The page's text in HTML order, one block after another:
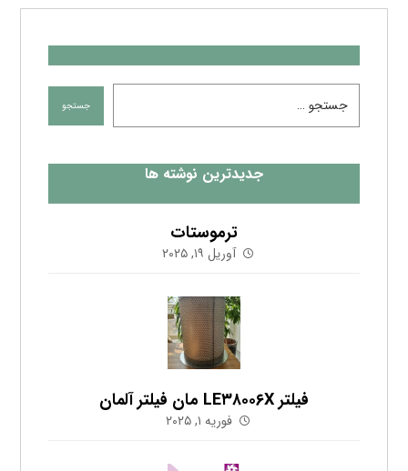
جدیدترین نوشته ها
ترموستات
آوریل ۱۹, ۲۰۲۵
فیلتر LE۳۸۰۰۶X مان فیلتر آلمان
فوریه ۱, ۲۰۲۵